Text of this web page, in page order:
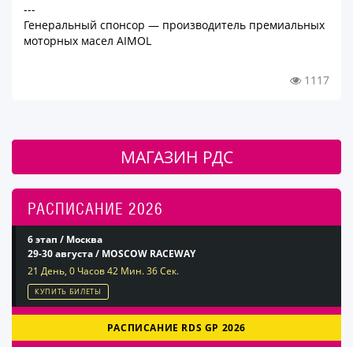
---
Генеральный спонсор — производитель премиальных
моторных масел AIMOL
1117
МАГАЗИН РДС
РАСПИСАНИЕ 2026
6 этап / Москва
29-30 августа / MOSCOW RACEWAY
21 День, 0 Часов 42 Мин. 35 Сек.
КУПИТЬ БИЛЕТЫ
РАСПИСАНИЕ RDS GP 2026